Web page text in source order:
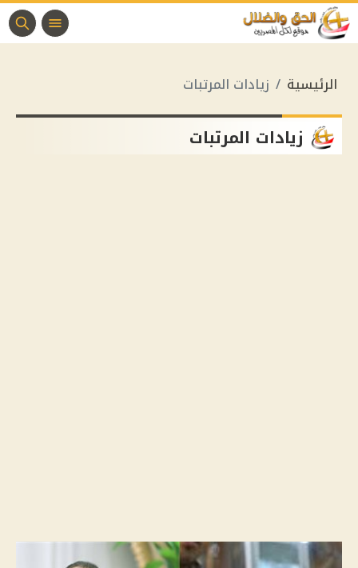
الرئيسية زيادات المرتبات
زيادات المرتبات